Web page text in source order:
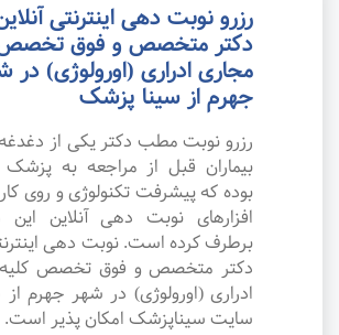
رزرو نوبت دهی اینترنتی
دکتر متخصص و فوق تخصص
مجاری ادراری (اورولوژی) در
جهرم از سینا پزشک
رزرو نوبت مطب دکتر یکی از
بیماران قبل از مراجعه به
بوده که پیشرفت تکنولوژی و روی
افزارهای نوبت دهی آنلاین این
برطرف کرده است. نوبت دهی
دکتر متخصص و فوق تخصص
ادراری (اورولوژی) در شهر جهرم
سایت سیناپزشک امکان پذیر است.